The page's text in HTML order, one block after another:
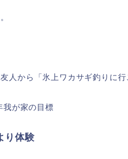
人から「氷上ワカサギ釣りに行
我が家の目標
り体験